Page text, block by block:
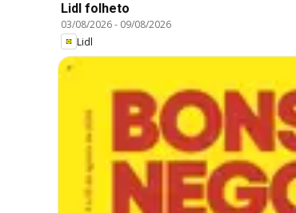
Lidl folheto
03/08/2026- 09/08/2026
Lidl